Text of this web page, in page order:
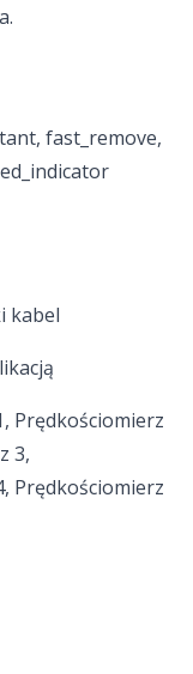
, fast_remove,
kabel
, Prędkościomierz
3,
, Prędkościomierz